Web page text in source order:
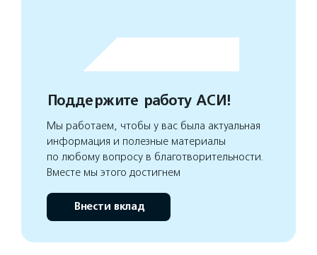
Поддержите работу АСИ!
Мы работаем, чтобы у вас была актуальная
информация и полезные материалы
по любому вопросу в благотворительности.
Вместе мы этого достигнем
Внести вклад